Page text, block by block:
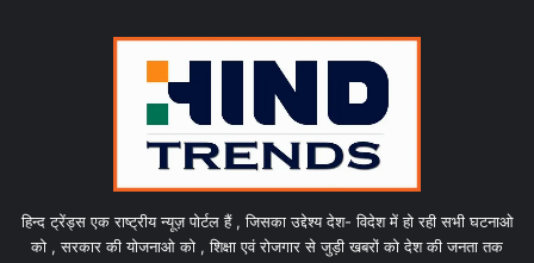
हिन्द ट्रेंड्स एक राष्ट्रीय न्यूज़ पोर्टल हैं , जिसका उद्देश्य देश- विदेश में हो रही सभी घटनाओ
को , सरकार की योजनाओ को , शिक्षा एवं रोजगार से जुड़ी खबरों को देश की जनता तक